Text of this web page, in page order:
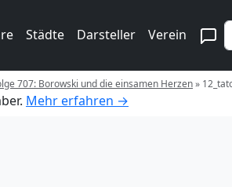
Städte Darsteller Verein
707: Borowski und die einsamen Herzen»
Mehr erfahren →